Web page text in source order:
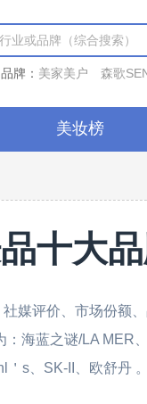
牌： 美家美户 森歌
美妆榜
十大
媒评价、市场份额
海蓝之谜/LA MER
s、SK-II、欧舒丹